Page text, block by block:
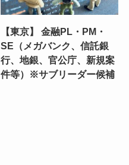
【東京】 金融PL・PM・
SE（メガバンク、信託銀
行、地銀、官公庁、新規案
件等）※サブリーダー候補